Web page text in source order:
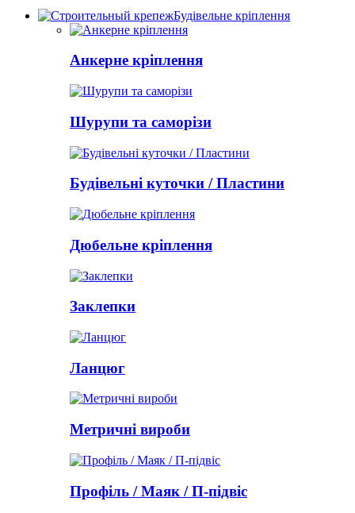
Будівельне кріплення
Анкерне кріплення
Шурупи та саморізи
Будівельні куточки / Пластини
Дюбельне кріплення
Заклепки
Ланцюг
Метричні вироби
Профіль / Маяк / П-підвіс